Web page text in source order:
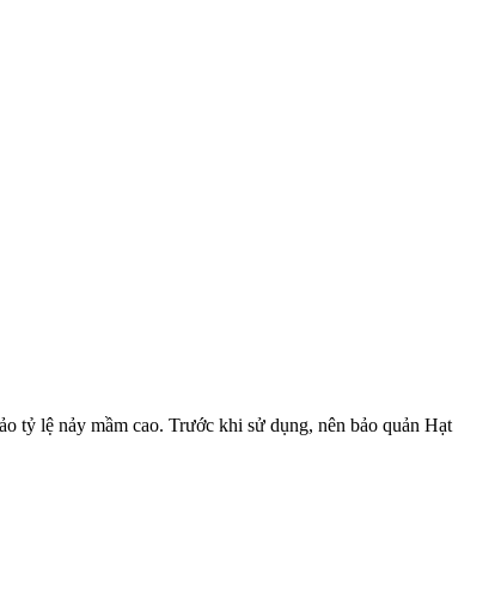
tỷ lệ nảy mầm cao. Trước khi sử dụng, nên bảo quản Hạt